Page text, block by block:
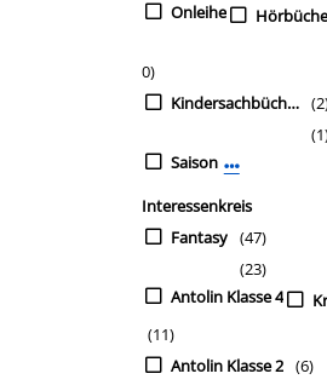
Onleihe
0)
Kindersachbücher
Saison Mehr
Interessenkreis
Fantasy (47)
Antolin Klasse 4
(23)
(11)
Antolin Klasse 2 (6)